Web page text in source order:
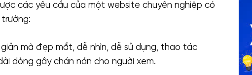
các yêu cầu của một website chuyên nghiệp có
mà đẹp mắt, dễ nhìn, dễ sử dụng, thao tác
dòng gây chán nản cho người xem.